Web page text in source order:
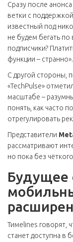
Сразу после
ветки с
известный под
не будем бегать
подписчики?
функции – странно».
С другой стороны,
«TechPulse»
масштабе –
понять, как часто
отрегулировать
Представители
рассматривают
но пока без
Будущее
Тимelines говорят,
станет доступна в